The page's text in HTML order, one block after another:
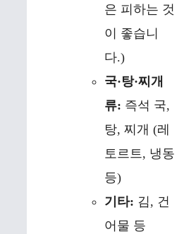
은 피하는 것
이 좋습니
다.)
국·탕·찌개
류: 즉석 국,
탕, 찌개 (레
토르트, 냉동
등)
기타: 김, 건
어물 등